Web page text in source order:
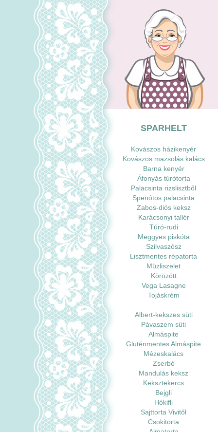
SPARHELT
Kovászos házikenyér
Kovászos mazsolás kalács
Barna kenyér
Áfonyás túrótorta
Palacsinta rizslisztből
Spenótos palacsinta
Zabos-diós keksz
Karácsonyi tallér
Túró-rudi
Meggyes piskóta
Szilvaszósz
Lisztmentes répatorta
Müzliszelet
Körözött
Vega Lasagne
Tojáskrém
Albert-kekszes süti
Pávaszem süti
Almáspite
Gluténmentes Almáspite
Mézeskalács
Zserbó
Mandulás keksz
Keksztekercs
Bejgli
Hókifli
Sajttorta Vivitől
Csokitorta